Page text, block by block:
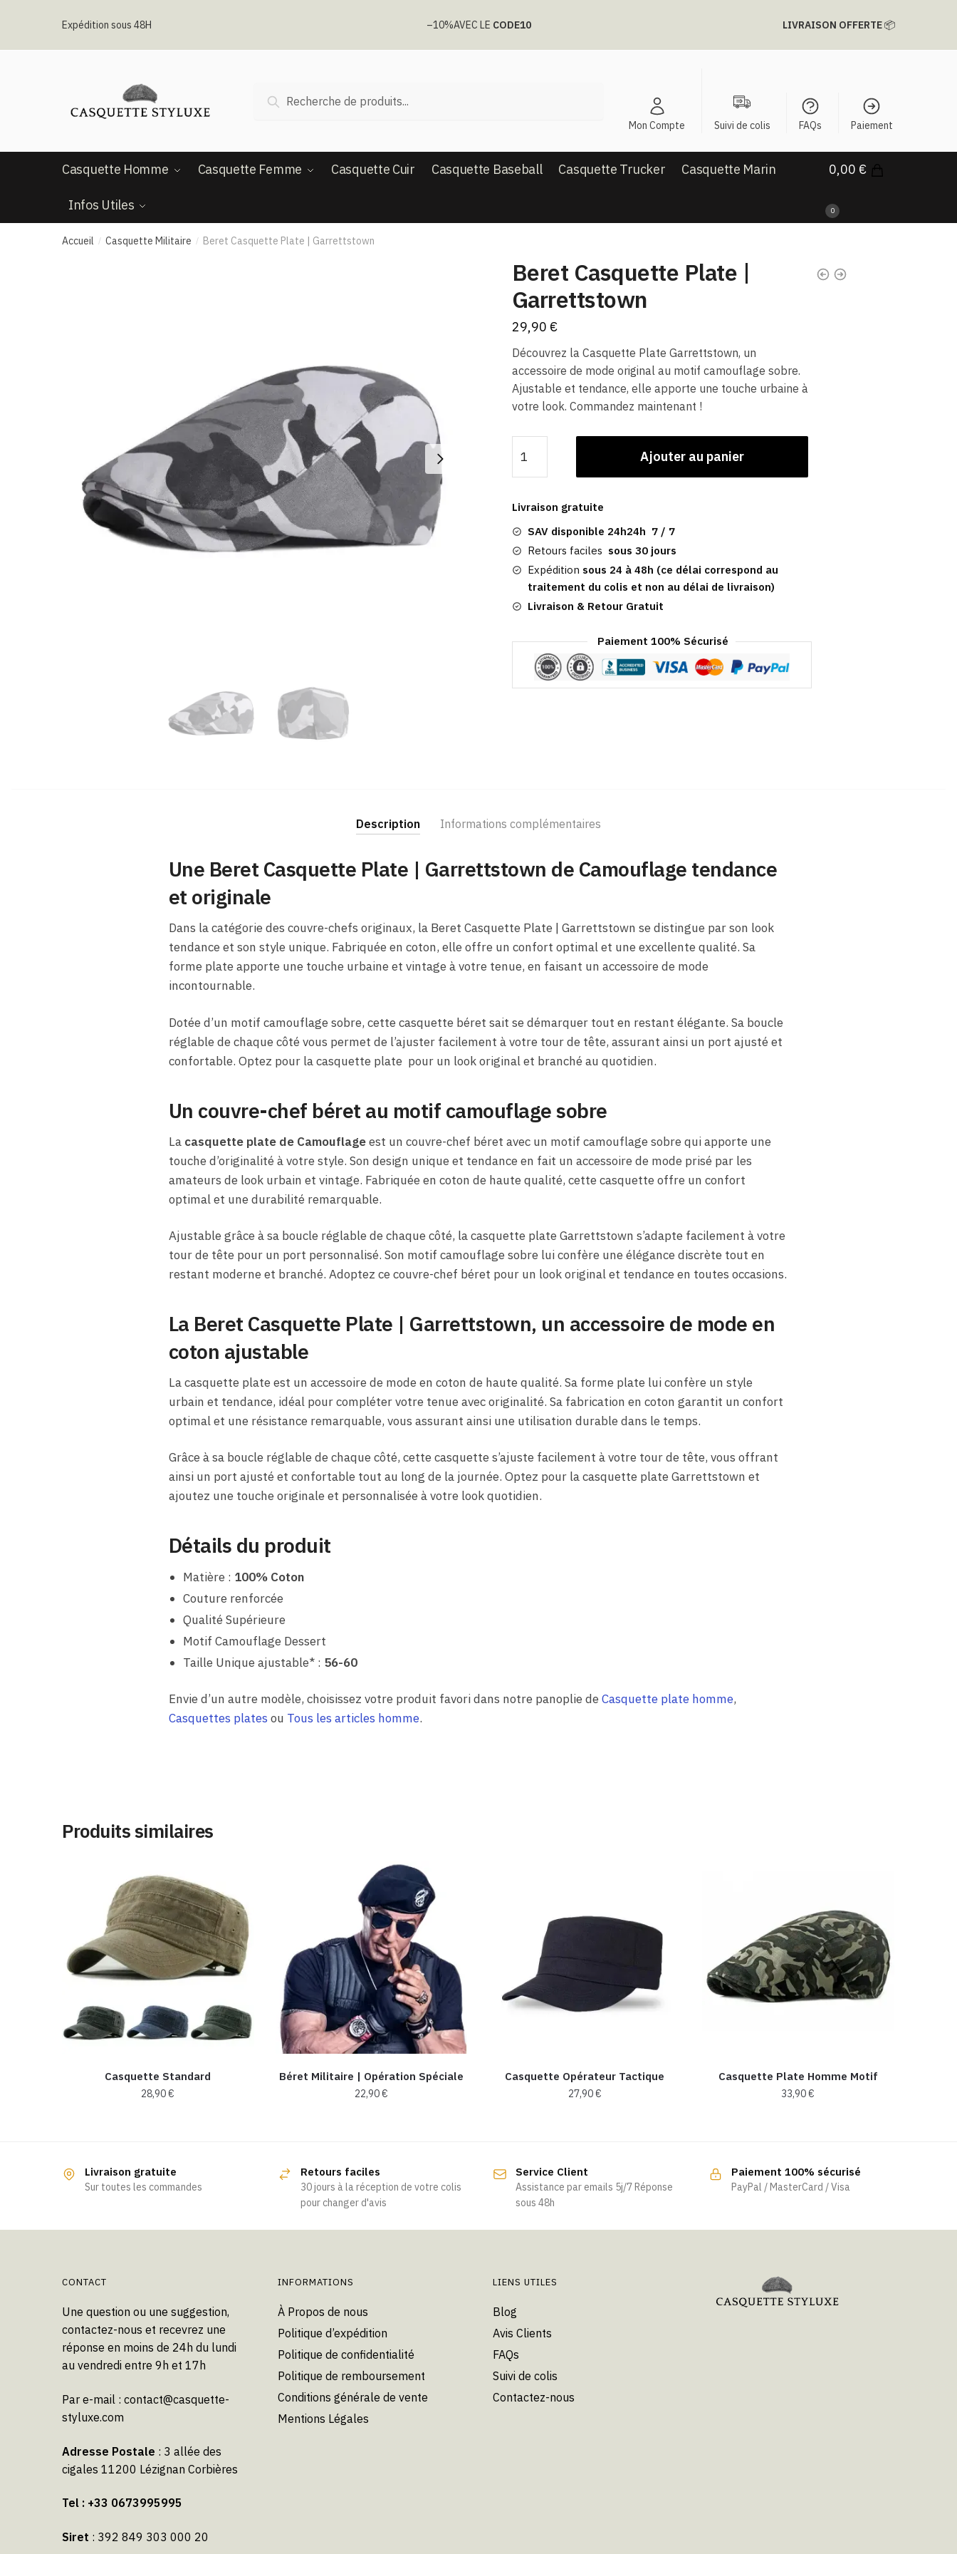
Expédition sous 48H –10%AVEC LE CODE10 LIVRAISON OFFERTE📦
pour :
Recherche
Mon Compte Suivi de colis FAQs Paiement
Casquette Homme Casquette Femme Casquette Cuir Casquette Baseball Casquette Trucker Casquette Marin
Infos Utiles
0,00 €
0
Accueil / Casquette Militaire / Beret Casquette Plate​ | Garrettstown
Beret Casquette Plate​ |
Garrettstown
29,90 €
Découvrez la Casquette Plate Garrettstown, un
accessoire de mode original au motif camouflage sobre.
Ajustable et tendance, elle apporte une touche urbaine à
votre look. Commandez maintenant !
de
Beret
Plate​
|
Garrettstown
Ajouter au panier
Livraison gratuite
SAV disponible 24h24h 7 / 7
Retours faciles sous 30 jours
Expédition sous 24 à 48h (ce délai correspond au
traitement du colis et non au délai de livraison)
Livraison & Retour Gratuit
Paiement 100% Sécurisé
Description Informations complémentaires
Une Beret Casquette Plate​ | Garrettstown de Camouflage tendance
et originale
Dans la catégorie des couvre-chefs originaux, la Beret Casquette Plate​ | Garrettstown se distingue par son look
tendance et son style unique. Fabriquée en coton, elle offre un confort optimal et une excellente qualité. Sa
forme plate apporte une touche urbaine et vintage à votre tenue, en faisant un accessoire de mode
incontournable.
Dotée d’un motif camouflage sobre, cette casquette béret sait se démarquer tout en restant élégante. Sa boucle
réglable de chaque côté vous permet de l’ajuster facilement à votre tour de tête, assurant ainsi un port ajusté et
confortable. Optez pour la casquette plate pour un look original et branché au quotidien.
Un couvre-chef béret au motif camouflage sobre
La casquette plate de Camouflageest un couvre-chef béret avec un motif camouflage sobre qui apporte une
touche d’originalité à votre style. Son design unique et tendance en fait un accessoire de mode prisé par les
amateurs de look urbain et vintage. Fabriquée en coton de haute qualité, cette casquette offre un confort
optimal et une durabilité remarquable.
Ajustable grâce à sa boucle réglable de chaque côté, la casquette plate Garrettstown s’adapte facilement à votre
tour de tête pour un port personnalisé. Son motif camouflage sobre lui confère une élégance discrète tout en
restant moderne et branché. Adoptez ce couvre-chef béret pour un look original et tendance en toutes occasions.
La Beret Casquette Plate​ | Garrettstown, un accessoire de mode en
coton ajustable
La casquette plate est un accessoire de mode en coton de haute qualité. Sa forme plate lui confère un style
urbain et tendance, idéal pour compléter votre tenue avec originalité. Sa fabrication en coton garantit un confort
optimal et une résistance remarquable, vous assurant ainsi une utilisation durable dans le temps.
Grâce à sa boucle réglable de chaque côté, cette casquette s’ajuste facilement à votre tour de tête, vous offrant
ainsi un port ajusté et confortable tout au long de la journée. Optez pour la casquette plate Garrettstown et
ajoutez une touche originale et personnalisée à votre look quotidien.
Détails du produit
Matière : 100% Coton
Couture renforcée
Qualité Supérieure
Motif Camouflage Dessert
Taille Unique ajustable* : 56-60
Envie d’un autre modèle, choisissez votre produit favori dans notre panoplie deCasquette plate homme,
Casquettes plates ou Tous les articles homme.
Produits similaires
Casquette Standard
28,90€
plusieurs
variations.
options
la
page
du
produit
Béret Militaire | Opération Spéciale
22,90€
plusieurs
variations.
Les
options
page
du
produit
Casquette Opérateur Tactique
27,90€
plusieurs
variations.
options
Casquette Plate Homme Motif
33,90€
Livraison gratuite
Sur toutes les commandes
Retours faciles
30 jours à la réception de votre colis
pour changer d'avis
Service Client
Assistance par emails 5j/7 Réponse
sous 48h
Paiement 100% sécurisé
PayPal / MasterCard / Visa
CONTACT
Une question ou une suggestion,
contactez-nous et recevrez une
réponse en moins de 24h du lundi
au vendredi entre 9h et 17h
Par e-mail : contact@casquette-
styluxe.com
Adresse Postale : 3 allée des
cigales 11200 Lézignan Corbières
Tel : +33 0673995995
Siret : 392 849 303 000 20
INFORMATIONS
À Propos de nous
Politique d’expédition
Politique de confidentialité
Politique de remboursement
Conditions générale de vente
Mentions Légales
LIENS UTILES
Blog
Avis Clients
FAQs
Suivi de colis
Contactez-nous